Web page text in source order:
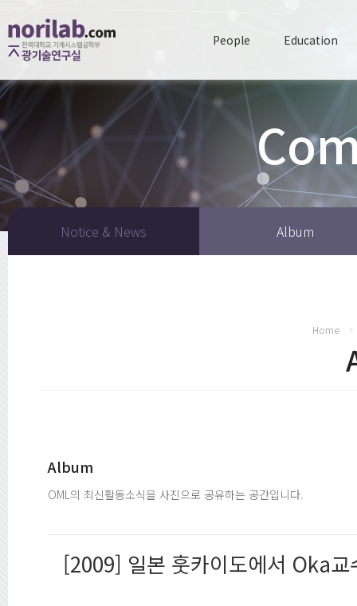
People Education
Notice & News Album
Home
Album
OML의 최신활동소식을 사진으로 공유하는 공간입니다.
[2009] 일본 훗카이도에서 Oka교